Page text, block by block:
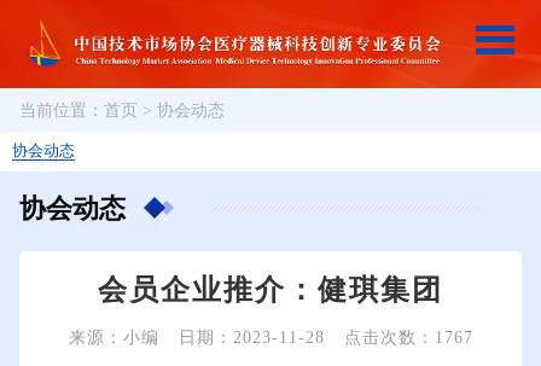
当前位置： 首页 > 协会动态
协会动态
协会动态
会员企业推介：健琪集团
来源：小编 日期：2023-11-28 点击次数：1767